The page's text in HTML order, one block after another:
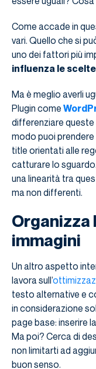
Come accade in
vari. Quello che si
uno dei fattori più
influenza le scelte
Ma è meglio averli
Plugin come
differenziare queste
modo puoi
title orientati alle
catturare lo
una linearità tra
ma non differenti.
Organizza
immagini
Un altro aspetto
lavora sull’
testo alternative e
in considerazione
page base: inserire la
Ma poi? Cerca di
non limitarti ad
buon senso.